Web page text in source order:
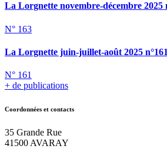
La Lorgnette novembre-décembre 2025
N° 163
La Lorgnette juin-juillet-août 2025 n°161
N° 161
+ de publications
Coordonnées et contacts
35 Grande Rue
41500 AVARAY